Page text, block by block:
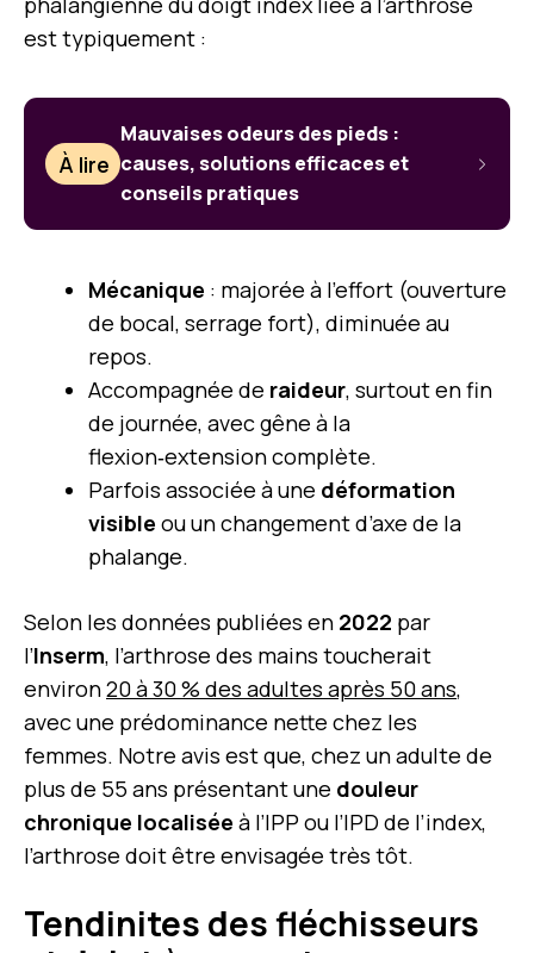
est typiquement :
À lire
Mauvaises odeurs des pieds :
causes, solutions efficaces et
conseils pratiques
Mécanique : majorée à l’effort (ouverture
de bocal, serrage fort), diminuée au
repos.
Accompagnée de raideur, surtout en fin
de journée, avec gêne à la
flexion‑extension complète.
Parfois associée à une déformation
visible ou un changement d’axe de la
phalange.
Selon les données publiées en 2022 par
l’Inserm, l’arthrose des mains toucherait
environ20 à 30 % des adultes après 50 ans,
avec une prédominance nette chez les
femmes. Notre avis est que, chez un adulte de
plus de 55 ans présentant une douleur
chronique localisée à l’IPP ou l’IPD de l’index,
l’arthrose doit être envisagée très tôt.
Tendinites des fléchisseurs